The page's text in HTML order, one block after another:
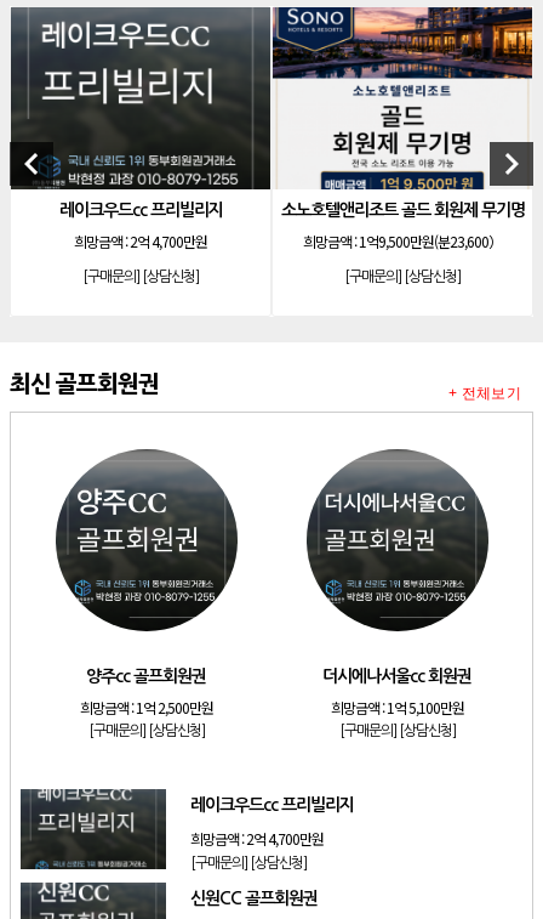
[리조트] 소노호텔앤리조트 로얄 회원제 기명
[리조트] 소노호텔앤리조트 로얄 등기 기명
[리조트]
[리조트]소노호텔앤리조트 스위트 등기 무기명
소노호텔앤리조트 이그제큐티브 무기명 회원제
[리조트]소노호텔앤리조트 패밀리 등기 무기명
빌라쥬드 아난티 기명 회원권
[리조트] 안토리조트 가든하우스 77평 등기 기명
[리조트] 소노호텔앤리조트 로얄 회원제 기명
[리조트] 소노호텔앤리조트 스위트 등기 기명
금호리조트 28평 등기 기명
레이크우드cc 프리빌리지
keyboard_arrow_left
골드 회원제 무기명
만원(분23,600）
한화 안토 67평 하프 등기 기명
1억1,000만원
양주cc
희망금액 :
keyboard_arrow_right
최신 골프회원권
양주cc 골프회원권
희망금액 :1억 2,500만원
[구매문의] [상담신청]
더시에나서울cc 회원권
희망금액 :1억 5,100만원
[구매문의] [상담신청]
레이크우드cc 프리빌리지
희망금액 :2억 4,700만원
[구매문의] [상담신청]
신원CC 골프회원권
+ 전체보기